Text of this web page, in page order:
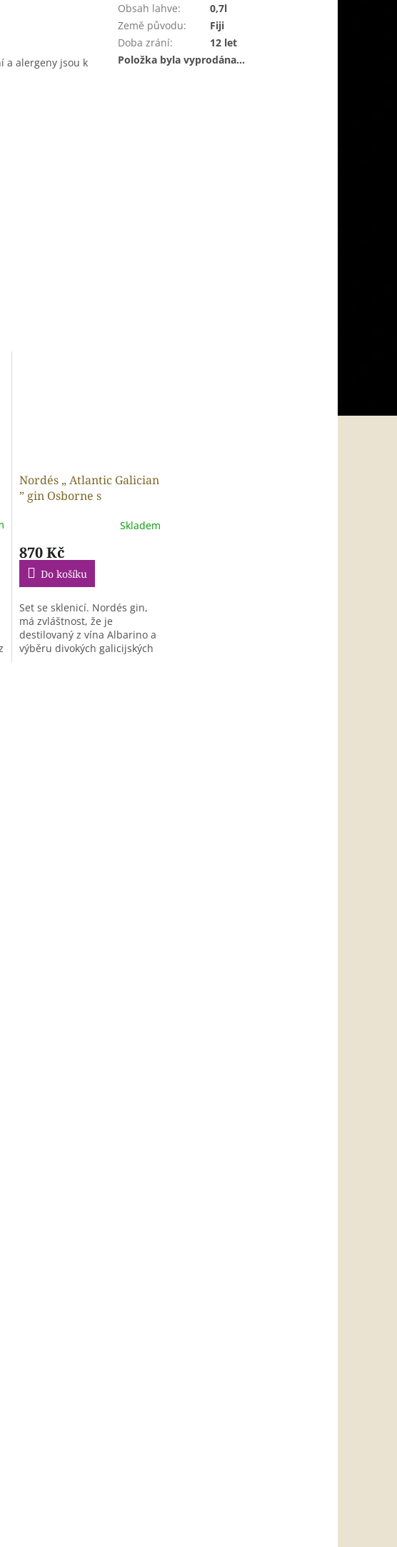
a alergeny jsou k
Obsah lahve:
0,7l
Země původu:
Fiji
Doba zrání:
12 let
Položka byla vyprodána…
Nordés „ Atlantic Galician
” gin Osborne s
Skladem
870 Kč
Do košíku
Set se sklenicí. Nordés gin,
má zvláštnost, že je
destilovaný z vína Albarino a
výběru divokých galicijských